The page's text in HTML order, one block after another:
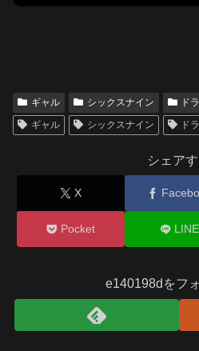
ギャル シックスナイン ド
ギャル
シックスナイン ド
シェア
X
Pocket LINE
e140198dをフ